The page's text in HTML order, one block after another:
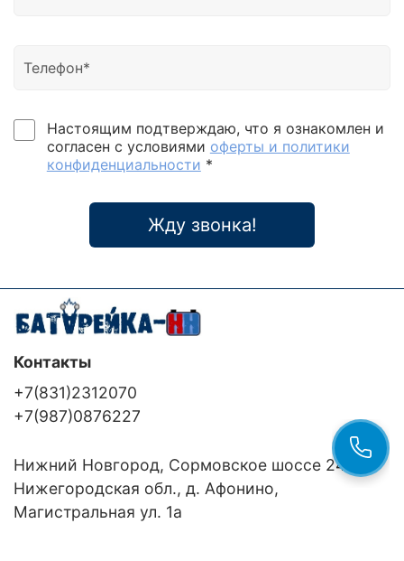
Настоящим подтверждаю, что я ознакомлен и
согласен с условиями оферты и политики
конфиденциальности *
Жду звонка!
Контакты
+7(831)2312070
+7(987)0876227
Нижний Новгород, Сормовское шоссе 24/36
Нижегородская обл., д. Афонино,
Магистральная ул. 1а